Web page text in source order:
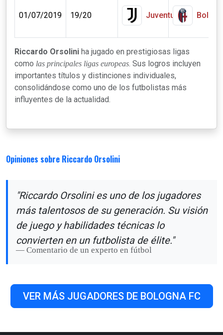
01/07/2019 19/20 Juventus
Riccardo Orsolini ha jugado en prestigiosas ligas
como las principales ligas europeas. Sus logros incluyen
importantes títulos y distinciones individuales,
consolidándose como uno de los futbolistas más
influyentes de la actualidad.
Opiniones sobre Riccardo Orsolini
"Riccardo Orsolini es uno de los jugadores
más talentosos de su generación. Su visión
de juego y habilidades técnicas lo
convierten en un futbolista de élite."
Comentario de un experto en fútbol
VER MÁS JUGADORES DE BOLOGNA FC